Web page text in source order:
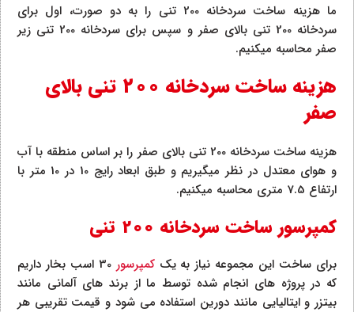
ما هزینه ساخت سردخانه 200 تنی را به دو صورت، اول برای
سردخانه 200 تنی بالای صفر و سپس برای سردخانه 200 تنی زیر
صفر محاسبه میکنیم.
هزینه ساخت سردخانه 200 تنی بالای
صفر
هزینه ساخت سردخانه 200 تنی بالای صفر را بر اساس منطقه با آب
و هوای معتدل در نظر میگیریم و طبق ابعاد رایج 10 در 10 متر با
ارتفاع 7.5 متری محاسبه میکنیم.
کمپرسور ساخت سردخانه 200 تنی
برای ساخت این مجموعه نیاز به یککمپرسور
30 اسب بخار داریم
که در پروژه های انجام شده توسط ما از برند های آلمانی مانند
بیتزر و ایتالیایی مانند دورین استفاده می شود و قیمت تقریبی هر